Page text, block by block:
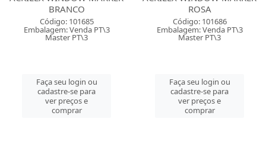
BRANCO
Código: 101685
Embalagem: Venda PT\3
Master PT\3
Faça seu login ou
cadastre-se para
ver preços e
comprar
ROSA
Código: 101686
Embalagem: Venda PT\3
Master PT\3
Faça seu login ou
cadastre-se para
ver preços e
comprar